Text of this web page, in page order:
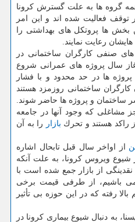
همه گروه ها به علت گسترش كرونا
توقف فعالیت شده اند و این امر
ها پروتكل های بهداشتی را
رعایت نمایند.
صنفی كارگران ساختمانی در
سال پروژه های عمرانی شروع
ها در حد محدود و با فشار
ساختمانی روزمزد هستند
ساختمان و پروژه ها حاضر شوند.
مشاغلی كه وجود آنها در جامعه
راكد هستند و تحرك بازار
را به آن
از اواخر سال قبل تابحال اشاره
ویروس كرونا، به علت آنكه
از بازار جمع شده است با
باشیم، از طرفی قیمت برخی
رفته كه در این حوزه بی تأثیر
به دنبال شیوع بیماری كرونا در